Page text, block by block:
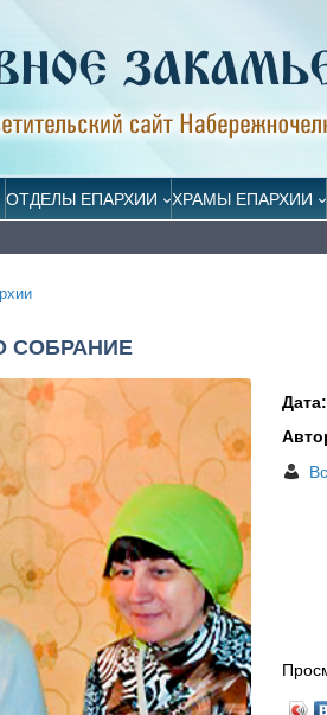
ОТДЕЛЫ ЕПАРХИИ ХРАМЫ ЕПАРХИИ
СОБРАНИЕ